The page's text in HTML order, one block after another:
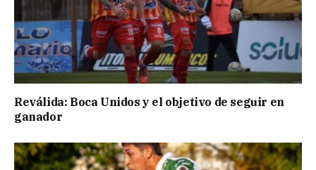
Reválida: Boca Unidos y el objetivo de seguir en
ganador